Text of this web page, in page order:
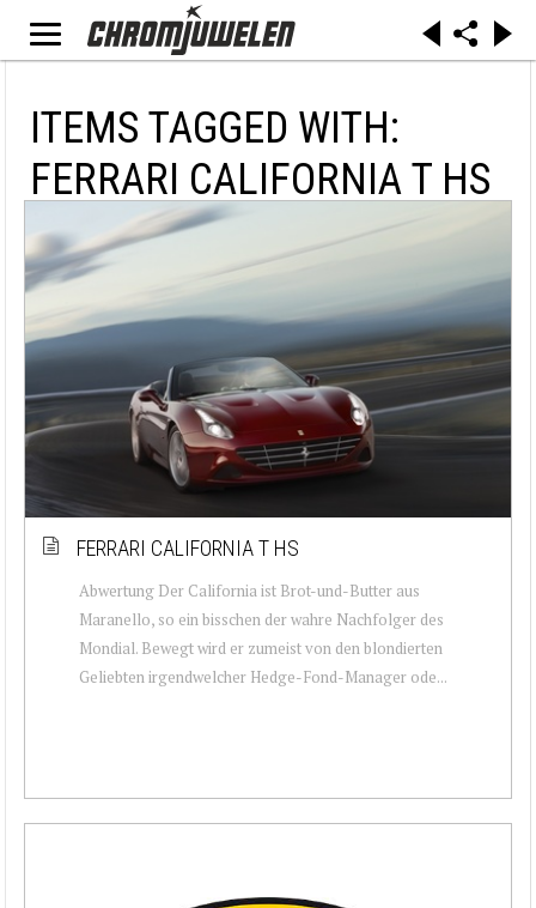
ITEMS TAGGED WITH:
FERRARI CALIFORNIA T HS
FERRARI CALIFORNIA T HS
Abwertung Der California ist Brot-und-Butter aus
Maranello, so ein bisschen der wahre Nachfolger des
Mondial. Bewegt wird er zumeist von den blondierten
Geliebten irgendwelcher Hedge-Fond-Manager ode...